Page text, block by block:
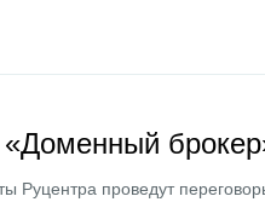
«Доменный
Руцентра проведут